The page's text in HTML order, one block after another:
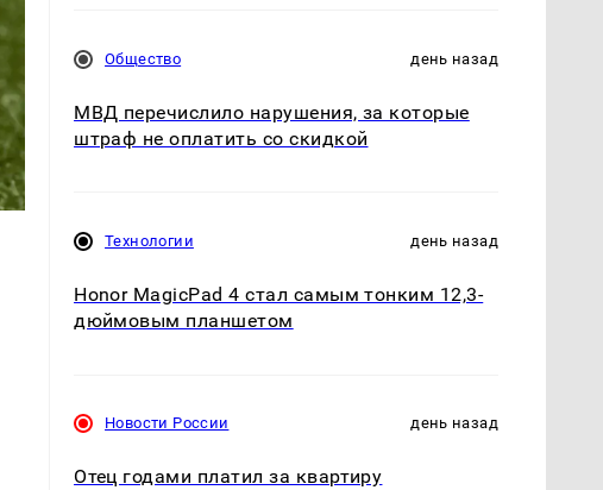
Общество день назад
МВД перечислило нарушения, за которые
штраф не оплатить со скидкой
Технологии день назад
Honor MagicPad 4 стал самым тонким 12,3-
дюймовым планшетом
Новости России день назад
Отец годами платил за квартиру